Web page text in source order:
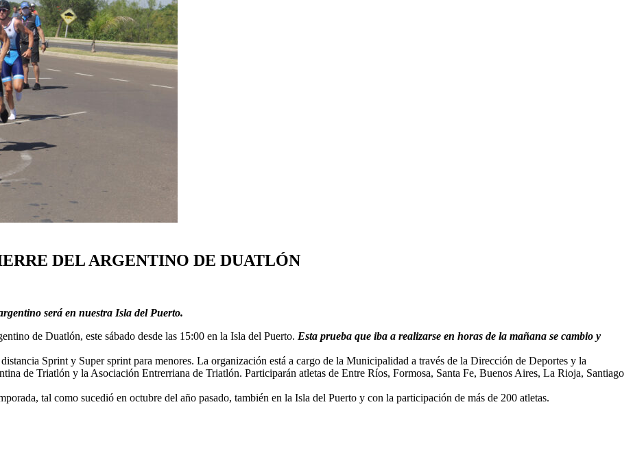
DEL ARGENTINO DE DUATLÓN
será en nuestra Isla del Puerto.
de Duatlón, este sábado desde las 15:00 en la Isla del Puerto. Esta prueba que iba a realizarse en horas de la mañana se cambio y
Sprint y Super sprint para menores. La organización está a cargo de la Municipalidad a través de la Dirección de Deportes y la
de Triatlón y la Asociación Entrerriana de Triatlón. Participarán atletas de Entre Ríos, Formosa, Santa Fe, Buenos Aires, La Rioja, Santiago
tal como sucedió en octubre del año pasado, también en la Isla del Puerto y con la participación de más de 200 atletas.